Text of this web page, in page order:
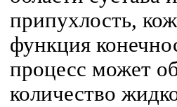
припухлость,
функция
процесс может
количество